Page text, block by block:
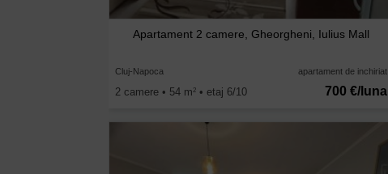
Apartament 2 camere, Gheorgheni, Iulius Mall
Cluj-Napoca apartament de inchiriat
2 camere • 54 m2 • etaj 6/10 700 €/luna